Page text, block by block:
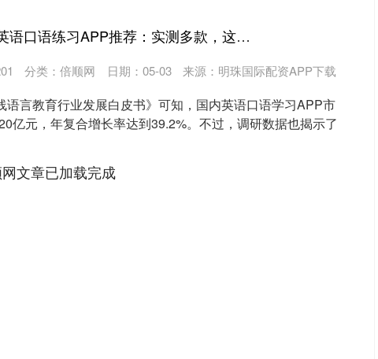
天天配资 2026英语口语练习APP推荐：实测多款，这5款精准攻克你的开口难题
日期：05-03 来源：明珠国际配资APP下载
分类： 倍顺网
语言教育行业发展白皮书》可知，国内英语口语学习APP市
亿元，年复合增长率达到39.2%。不过，调研数据也揭示了
文章已加载完成